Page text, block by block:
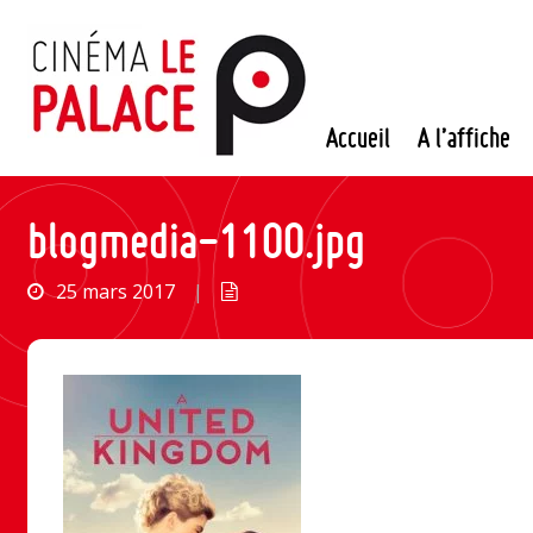
contenu
Accueil A l’affiche
blogmedia-1100.jpg
25 mars 2017 |